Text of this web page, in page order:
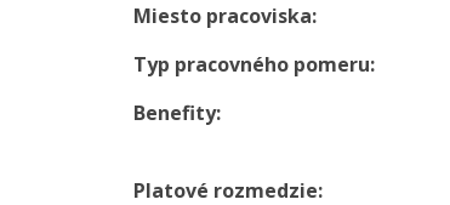
Miesto pracoviska:
Typ pracovného pomeru:
Benefity:
Platové rozmedzie: